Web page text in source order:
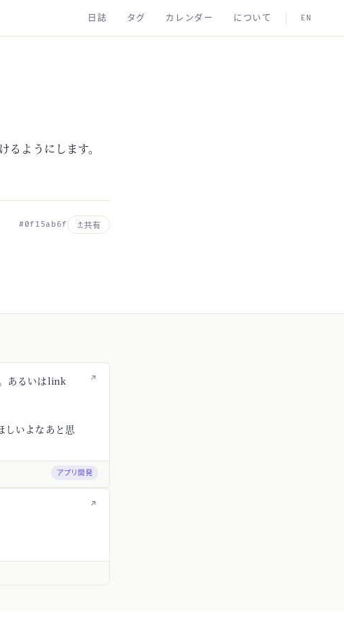
日誌 タグ カレンダー について EN
ようにします。
#0f15ab6f 共有
↗
あるいはlink
しいよなあと思
アプリ開発
↗